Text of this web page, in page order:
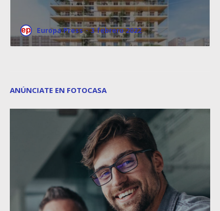
Europa Press · 3 febrero 2022
ANÚNCIATE EN FOTOCASA